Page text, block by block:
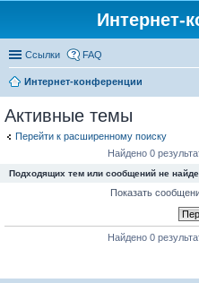
Интернет-
Ссылки FAQ
Интернет-конференции
Активные темы
Перейти к расширенному поиску
Найдено 0
Подходящих тем или сообщений не
Показать
Найдено 0